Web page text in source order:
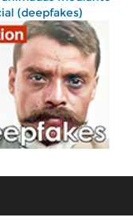
(deepfakes)